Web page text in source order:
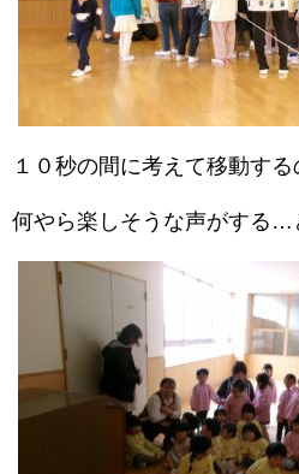
１０秒の間に考えて移動す
何やら楽しそうな声がする…